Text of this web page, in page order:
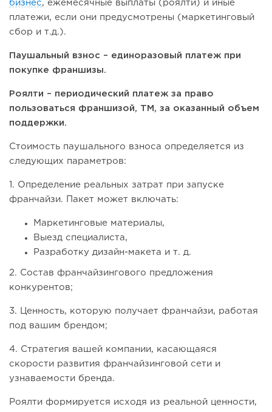
бизнес, ежемесячные выплаты (роялти) и иные
платежи, если они предусмотрены (маркетинговый
сбор и т.д.).
Паушальный взнос – единоразовый платеж при
покупке франшизы.
Роялти – периодический платеж за право
пользоваться франшизой, ТМ, за оказанный объем
поддержки.
Стоимость паушального взноса определяется из
следующих параметров:
1. Определение реальных затрат при запуске
франчайзи. Пакет может включать:
Маркетинговые материалы,
Выезд специалиста,
Разработку дизайн-макета и т. д.
2. Состав франчайзингового предложения
конкурентов;
3. Ценность, которую получает франчайзи, работая
под вашим брендом;
4. Стратегия вашей компании, касающаяся
скорости развития франчайзинговой сети и
узнаваемости бренда.
Роялти формируется исходя из реальной ценности,